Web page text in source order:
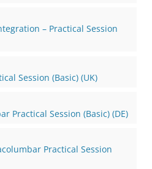
– Practical Session
Session (Basic) (UK)
Practical Session (Basic) (DE)
Practical Session